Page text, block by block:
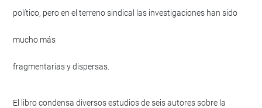
político, pero en el terreno sindical las investigaciones han sido
mucho más
fragmentarias y dispersas.
El libro condensa diversos estudios de seis autores sobre la